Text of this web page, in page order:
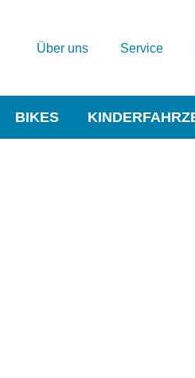
Über uns Service
BIKES